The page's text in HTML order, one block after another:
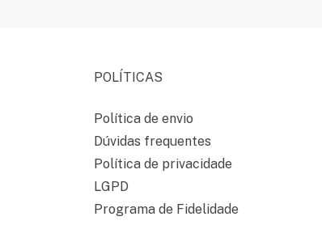
POLÍTICAS
Política de envio
Dúvidas frequentes
Política de privacidade
LGPD
Programa de Fidelidade